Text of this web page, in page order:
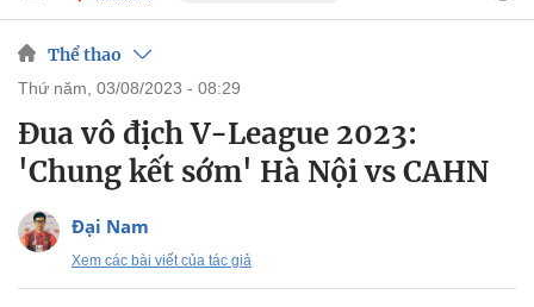
Thể thao
thứ năm, 03/08/2023 - 08:29
Đua vô địch V-League 2023:
'Chung kết sớm' Hà Nội vs CAHN
Đại Nam
Xem các bài viết của tác giả